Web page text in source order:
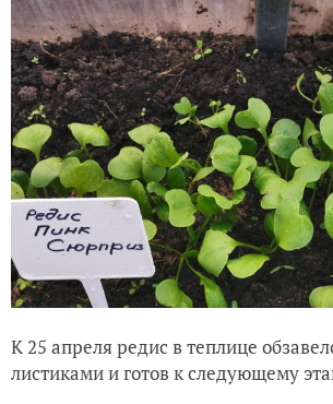
К 25 апреля редис в теплице
листиками и готов к следующему